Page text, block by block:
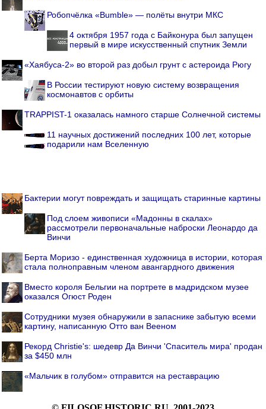
Робопчёлка «Bumble» — полёты внутри МКС
4 октября 1957 года с Байконура был запущен
первый в мире искусственный спутник Земли
«Хаябуса-2» во второй раз добыл грунт с астероида Рюгу
В России тестируют новую систему возвращения
космонавтов с орбиты
TRAPPIST-1 оказалась намного старше Солнечной системы
11 научных достижений последних 100 лет, которые
подарили нам Вселенную
Бактерии могут повреждать и защищать старинные картины
Под слоем живописи «Мадонны в скалах»
рассмотрели первоначальные наброски Леонардо да
Винчи
Берта Моризо - единственная художница в истории, которая
стала полноправным членом авангардного движения
Вместо короля Бельгии на портрете в мадридском музее
оказался Огюст Роден
Cотрудники музея обнаружили в запаснике забытую всеми
картину, написанную Отто ван Вееном
Рекорд Christie's: шедевр Да Винчи 'Спаситель мира' продан
за $450 млн
«Мальчик в голубом» отправится на реставрацию